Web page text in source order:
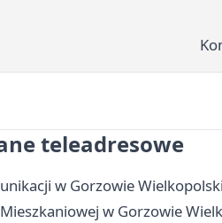
teleadresowe
w Gorzowie
w Gorzowie